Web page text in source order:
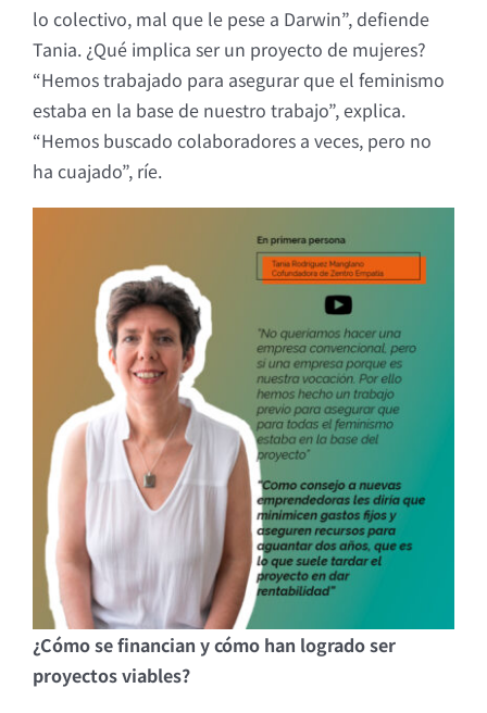
lo colectivo, mal que le pese a Darwin”, defiende
Tania. ¿Qué implica ser un proyecto de mujeres?
“Hemos trabajado para asegurar que el feminismo
estaba en la base de nuestro trabajo”, explica.
“Hemos buscado colaboradores a veces, pero no
ha cuajado”, ríe.
¿Cómo se financian y cómo han logrado ser
proyectos viables?